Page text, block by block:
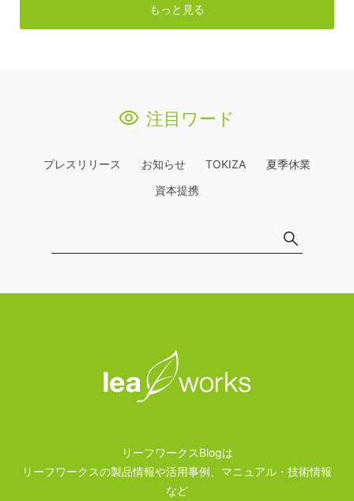
もっと見る
注目ワード
プレスリリース お知らせ TOKIZA
夏季休業
資本提携
リーフワークスBlogは
リーフワークスの製品情報や活用事例、マニュアル・技術情報
など